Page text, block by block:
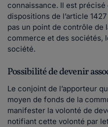
connaissance. Il est
dispositions de l’article
pas un point de contrôle de
commerce et des sociétés,
société.
Possibilité de devenir
Le conjoint de l’apporteur
moyen de fonds de la
manifester la volonté de
notifiant cette volonté par